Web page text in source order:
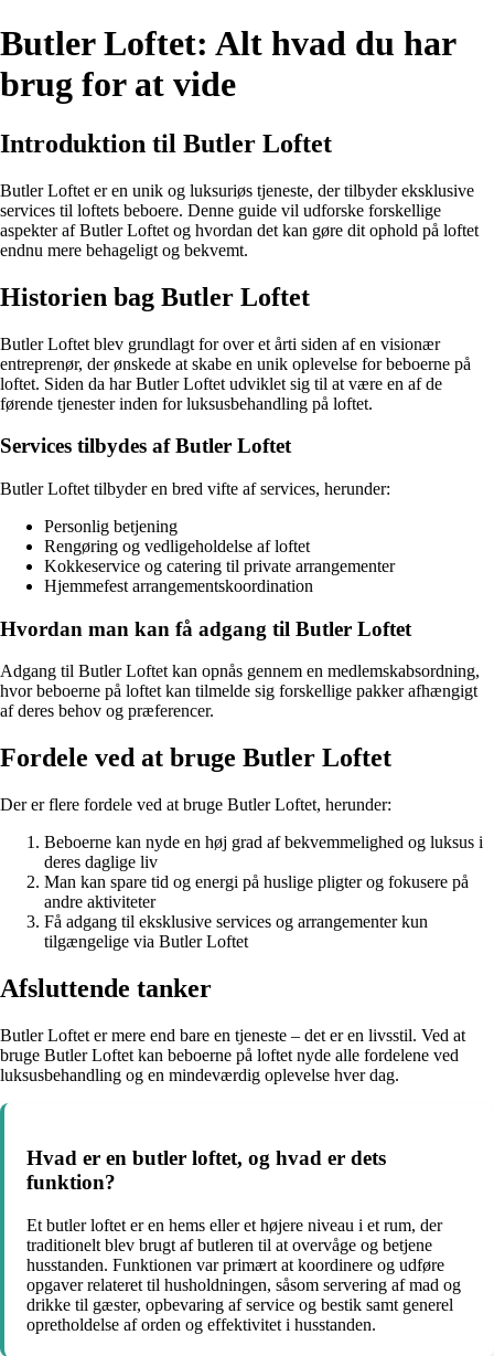
Butler Loftet: Alt hvad du har
brug for at vide
Introduktion til Butler Loftet
Butler Loftet er en unik og luksuriøs tjeneste, der tilbyder eksklusive
services til loftets beboere. Denne guide vil udforske forskellige
aspekter af Butler Loftet og hvordan det kan gøre dit ophold på loftet
endnu mere behageligt og bekvemt.
Historien bag Butler Loftet
Butler Loftet blev grundlagt for over et årti siden af en visionær
entreprenør, der ønskede at skabe en unik oplevelse for beboerne på
loftet. Siden da har Butler Loftet udviklet sig til at være en af de
førende tjenester inden for luksusbehandling på loftet.
Services tilbydes af Butler Loftet
Butler Loftet tilbyder en bred vifte af services, herunder:
Personlig betjening
Rengøring og vedligeholdelse af loftet
Kokkeservice og catering til private arrangementer
Hjemmefest arrangementskoordination
Hvordan man kan få adgang til Butler Loftet
Adgang til Butler Loftet kan opnås gennem en medlemskabsordning,
hvor beboerne på loftet kan tilmelde sig forskellige pakker afhængigt
af deres behov og præferencer.
Fordele ved at bruge Butler Loftet
Der er flere fordele ved at bruge Butler Loftet, herunder:
Beboerne kan nyde en høj grad af bekvemmelighed og luksus i
deres daglige liv
Man kan spare tid og energi på huslige pligter og fokusere på
andre aktiviteter
Få adgang til eksklusive services og arrangementer kun
tilgængelige via Butler Loftet
Afsluttende tanker
Butler Loftet er mere end bare en tjeneste – det er en livsstil. Ved at
bruge Butler Loftet kan beboerne på loftet nyde alle fordelene ved
luksusbehandling og en mindeværdig oplevelse hver dag.
Hvad er en butler loftet, og hvad er dets
funktion?
Et butler loftet er en hems eller et højere niveau i et rum, der
traditionelt blev brugt af butleren til at overvåge og betjene
husstanden. Funktionen var primært at koordinere og udføre
opgaver relateret til husholdningen, såsom servering af mad og
drikke til gæster, opbevaring af service og bestik samt generel
opretholdelse af orden og effektivitet i husstanden.